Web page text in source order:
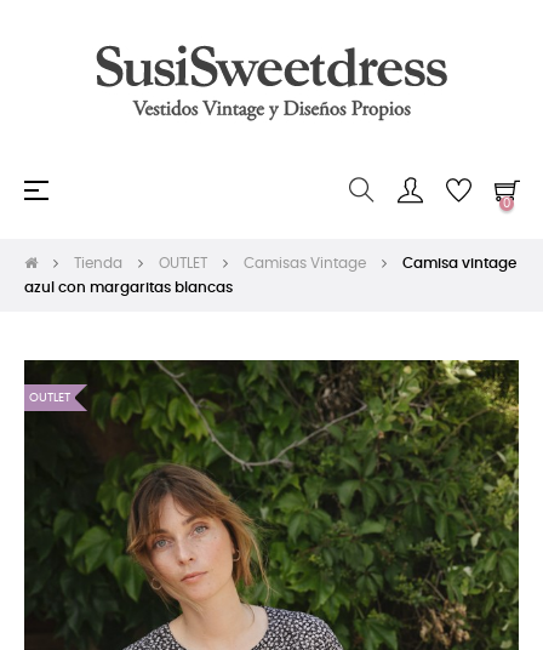
Navegación
☰
0
Tienda OUTLET Camisas Vintage
Camisa vintage
azul con margaritas blancas
OUTLET